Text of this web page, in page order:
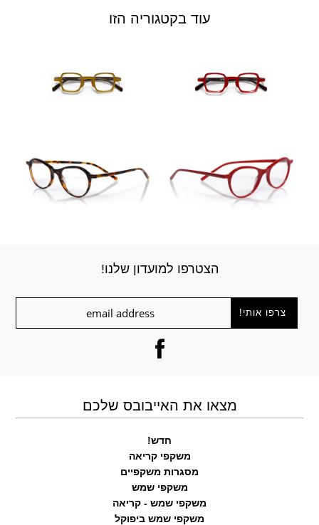
עוד בקטגוריה הזו
הצטרפו למועדון שלנו!
מצאו את האייבובס שלכם
חדש!
משקפי קריאה
מסגרות משקפיים
משקפי שמש
משקפי שמש - קריאה
משקפי שמש ביפוקל